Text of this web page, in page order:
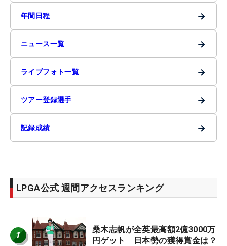
年間日程 →
ニュース一覧 →
ライブフォト一覧 →
ツアー登録選手 →
記録成績 →
LPGA公式 週間アクセスランキング
1
桑木志帆が全英最高額2億3000万
円ゲット 日本勢の獲得賞金は？